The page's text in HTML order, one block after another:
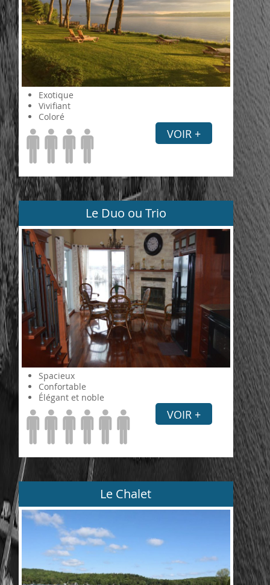
Exotique
Vivifiant
Coloré
VOIR +
Le Duo ou Trio
Spacieux
Confortable
Élégant et noble
VOIR +
Le Chalet